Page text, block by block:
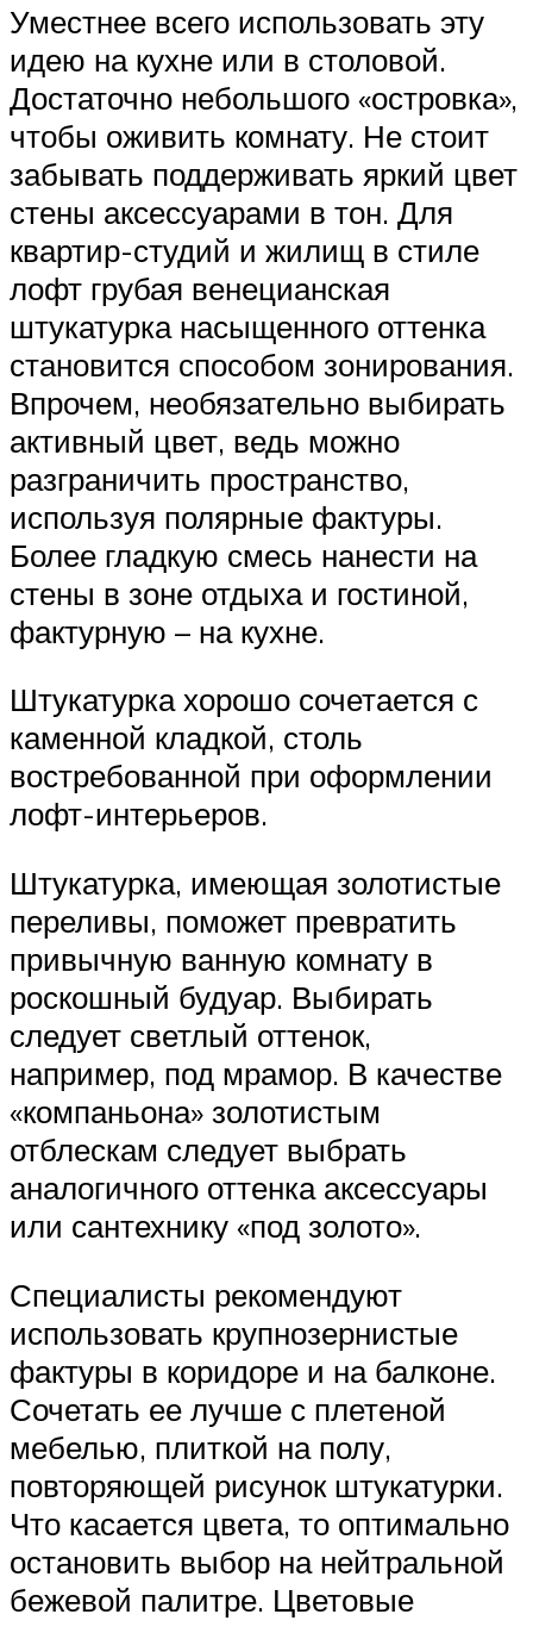
Уместнее всего использовать эту
идею на кухне или в столовой.
Достаточно небольшого «островка»,
чтобы оживить комнату. Не стоит
забывать поддерживать яркий цвет
стены аксессуарами в тон. Для
квартир-студий и жилищ в стиле
лофт грубая венецианская
штукатурка насыщенного оттенка
становится способом зонирования.
Впрочем, необязательно выбирать
активный цвет, ведь можно
разграничить пространство,
используя полярные фактуры.
Более гладкую смесь нанести на
стены в зоне отдыха и гостиной,
фактурную – на кухне.
Штукатурка хорошо сочетается с
каменной кладкой, столь
востребованной при оформлении
лофт-интерьеров.
Штукатурка, имеющая золотистые
переливы, поможет превратить
привычную ванную комнату в
роскошный будуар. Выбирать
следует светлый оттенок,
например, под мрамор. В качестве
«компаньона» золотистым
отблескам следует выбрать
аналогичного оттенка аксессуары
или сантехнику «под золото».
Специалисты рекомендуют
использовать крупнозернистые
фактуры в коридоре и на балконе.
Сочетать ее лучше с плетеной
мебелью, плиткой на полу,
повторяющей рисунок штукатурки.
Что касается цвета, то оптимально
остановить выбор на нейтральной
бежевой палитре. Цветовые